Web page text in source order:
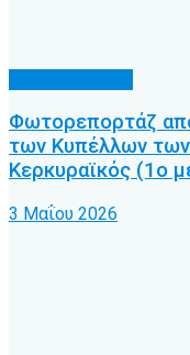
Φωτορεπορτάζ
των Κυπέλλων
Κερκυραϊκός (1ο
3 Μαΐου 2026